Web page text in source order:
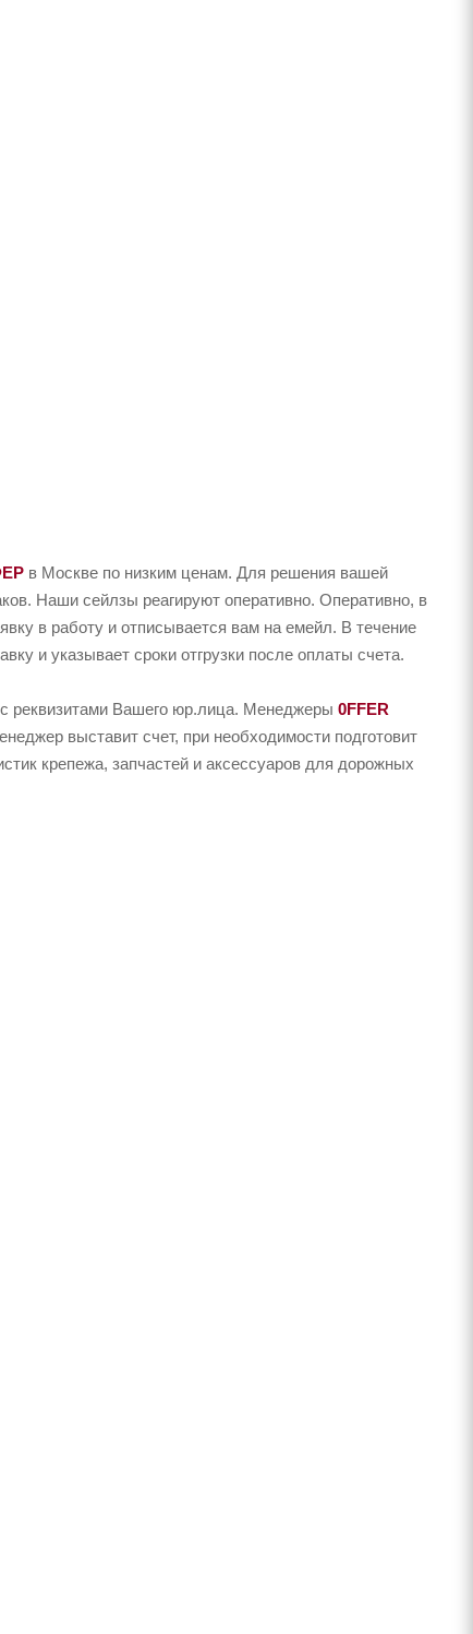
в Москве по низким ценам. Для решения вашей
Наши сейлзы реагируют оперативно. Оперативно, в
в работу и отписывается вам на емейл. В течение
и указывает сроки отгрузки после оплаты счета.
реквизитами Вашего юр.лица. Менеджеры 0FFER
выставит счет, при необходимости подготовит
крепежа, запчастей и аксессуаров для дорожных